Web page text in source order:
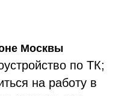
Москвы
по ТК;
на работу в